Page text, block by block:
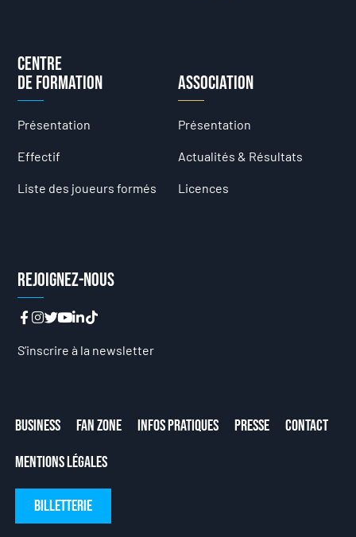
Centre
de formation
Présentation
Effectif
Liste des joueurs formés
Association
Présentation
Actualités & Résultats
Licences
Rejoignez-nous
S’inscrire à la newsletter
Business Fan Zone Infos Pratiques Presse
Contact
Mentions Légales
Billetterie